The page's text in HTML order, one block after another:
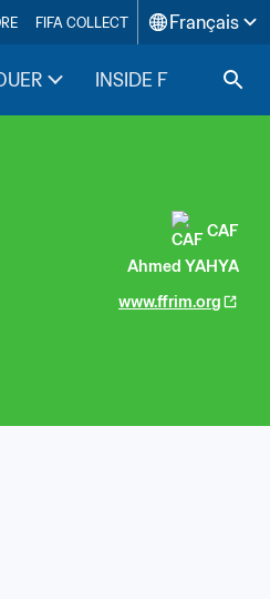
FIFA COLLECT Français
INSIDE FIFA
CAF
Ahmed YAHYA
www.ffrim.org